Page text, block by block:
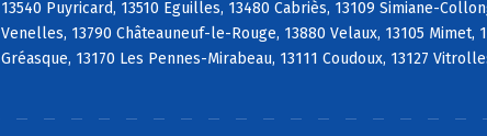
13540 Puyricard, 13510 Eguilles, 13480 Cabriès, 13109 Simiane-
Venelles, 13790 Châteauneuf-le-Rouge, 13880 Velaux, 13105
Gréasque, 13170 Les Pennes-Mirabeau, 13111 Coudoux, 13127